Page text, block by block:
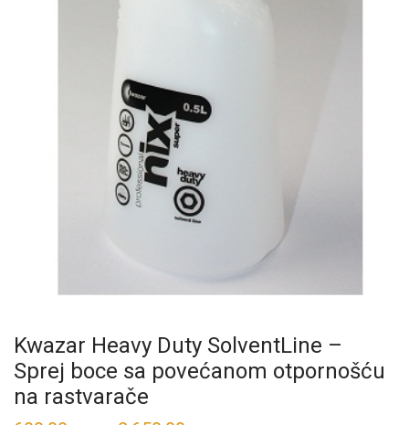
Kwazar Heavy Duty SolventLine –
Sprej boce sa povećanom otpornošću
na rastvarače